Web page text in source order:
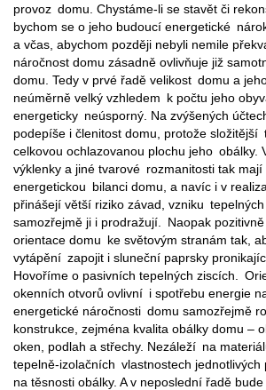
provoz domu. Chystáme-li se stavět či
bychom se o jeho budoucí energetické
a včas, abychom později nebyli nemile
náročnost domu zásadně ovlivňuje již
domu. Tedy v prvé řadě velikost domu a
neúměrně velký vzhledem k počtu jeho
energeticky neúsporný. Na zvýšených
podepíše i členitost domu, protože složitější
celkovou ochlazovanou plochu jeho obálky.
výklenky a jiné tvarové rozmanitosti tak mají
energetickou bilanci domu, a navíc i v
přinášejí větší riziko závad, vzniku
samozřejmě ji i prodražují. Naopak
orientace domu ke světovým stranám tak,
vytápění zapojit i sluneční paprsky
Hovoříme o pasivních tepelných ziscích.
okenních otvorů ovlivní i spotřebu energie
energetické náročnosti domu samozřejmě
konstrukce, zejména kvalita obálky domu –
oken, podlah a střechy. Nezáleží na
tepelně-izolačních vlastnostech jednotlivých
na těsnosti obálky. A v neposlední řadě